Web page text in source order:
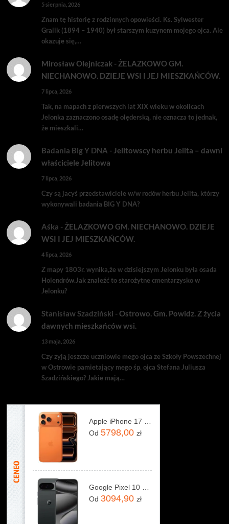
5 sierpnia, 2026
Znam tę historię z rodzinnych opowieści. Ks. Sylwester
Gralik (1894 – 1940) był starszym kuzynem mojego ojca. Ale
okazuje się,…
Mirosław Olejniczak- ŻELAZKOWO GM.
NIECHANOWO. DZIEJE WSI I JEJ MIESZKAŃCÓW.
7 lipca, 2026
Tak, na mapach z pierwszych lat XIX wieku w okolicach
Jelonka zaznaczono osadę olęderską, nie oznacza to jednak,
że mieszkali…
Badania Big Y DNA - Jelitowscy herbu Jelita – dawni
właściciele Jelitowa
7 lipca, 2026
Czy są jacyś przedstawiciele w/w rodów herbu Jelita, którzy
wykonywali badania BIG Y DNA?
Aśka - ŻELAZKOWO GM. NIECHANOWO. DZIEJE
WSI I JEJ MIESZKAŃCÓW.
4 lipca, 2026
Z mapy 1803r. wynika,że w dzisiejszym Jelonku była osada
Holendrów.Jak znaleźć to starożytne cmentarzysko w
Jelonku?
Stanisław Szadziński -Ostrowo. Gm. Powidz. Z życia
dawnych mieszkańców wsi.
13 maja, 2026
Czy zyją jeszcze uczniowie mego ojca ze Szkoły Powszechnej
w Ostrowie pamietający mego śp. ojca Stefana Juliusza
Szadzińskiego? Jakie mają…
Od 5798,00 zł
Od 3094,90 zł